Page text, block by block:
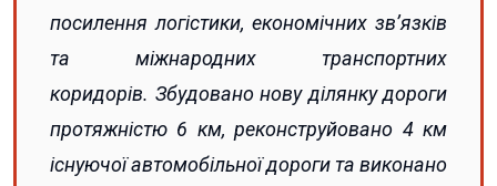
посилення логістики, економічних зв’язків
та міжнародних транспортних
коридорів. Збудовано нову ділянку дороги
протяжністю 6 км, реконструйовано 4 км
існуючої автомобільної дороги та виконано